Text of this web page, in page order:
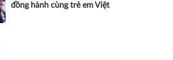
đồng hành cùng trẻ em Việt